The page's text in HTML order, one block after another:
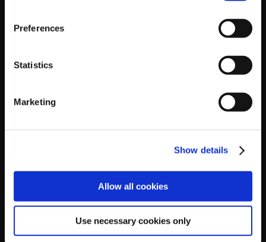
Preferences
Statistics
Marketing
Show details
Allow all cookies
Use necessary cookies only
おすすめ商品